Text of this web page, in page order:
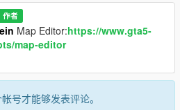
作者
Map Editor:https://www.gta5-
map-editor
号才能够发表评论。